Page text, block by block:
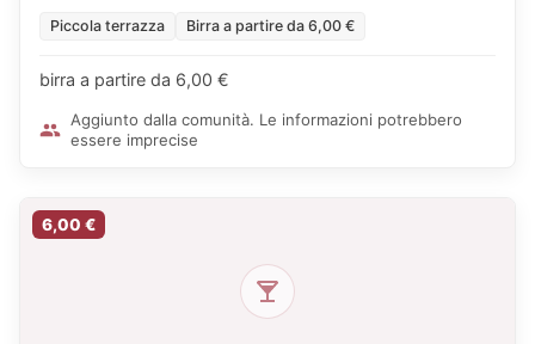
Piccola terrazza Birra a partire da 6,00 €
birra a partire da 6,00 €
Aggiunto dalla comunità. Le informazioni potrebbero
essere imprecise
6,00 €